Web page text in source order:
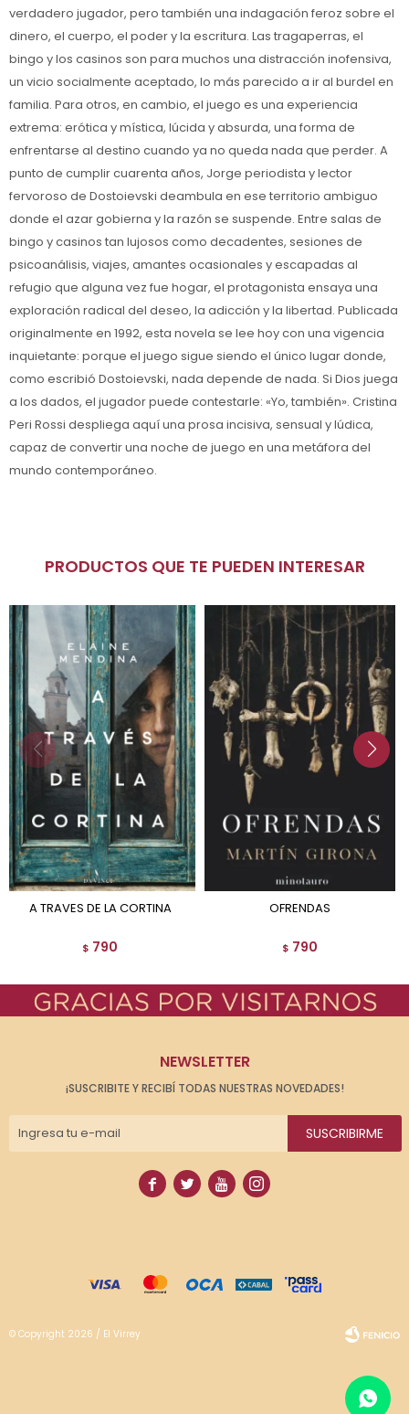
verdadero jugador, pero también una indagación feroz sobre el
dinero, el cuerpo, el poder y la escritura. Las tragaperras, el
bingo y los casinos son para muchos una distracción inofensiva,
un vicio socialmente aceptado, lo más parecido a ir al burdel en
familia. Para otros, en cambio, el juego es una experiencia
extrema: erótica y mística, lúcida y absurda, una forma de
enfrentarse al destino cuando ya no queda nada que perder. A
punto de cumplir cuarenta años, Jorge periodista y lector
fervoroso de Dostoievski deambula en ese territorio ambiguo
donde el azar gobierna y la razón se suspende. Entre salas de
bingo y casinos tan lujosos como decadentes, sesiones de
psicoanálisis, viajes, amantes ocasionales y escapadas al
refugio que alguna vez fue hogar, el protagonista ensaya una
exploración radical del deseo, la adicción y la libertad. Publicada
originalmente en 1992, esta novela se lee hoy con una vigencia
inquietante: porque el juego sigue siendo el único lugar donde,
como escribió Dostoievski, nada depende de nada. Si Dios juega
a los dados, el jugador puede contestarle: «Yo, también». Cristina
Peri Rossi despliega aquí una prosa incisiva, sensual y lúdica,
capaz de convertir una noche de juego en una metáfora del
mundo contemporáneo.
PRODUCTOS QUE TE PUEDEN INTERESAR
A TRAVES DE LA CORTINA
$ 790
OFRENDAS
$ 790
NEWSLETTER
¡SUSCRIBITE Y RECIBÍ TODAS NUESTRAS NOVEDADES!
SUSCRIBIRME
   
© Copyright 2026 / El Virrey